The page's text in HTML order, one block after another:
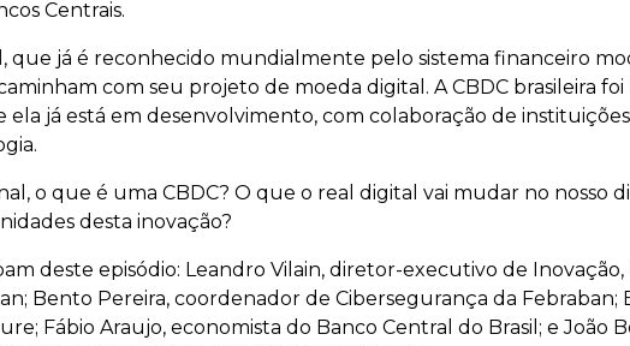
Centrais.
que já é reconhecido mundialmente pelo sistema financeiro
com seu projeto de moeda digital. A CBDC brasileira
ela já está em desenvolvimento, com colaboração de
o que é uma CBDC? O que o real digital vai mudar no nosso
desta inovação?
deste episódio: Leandro Vilain, diretor-executivo de
Bento Pereira, coordenador de Cibersegurança da Febraban;
Fábio Araujo, economista do Banco Central do Brasil; e João